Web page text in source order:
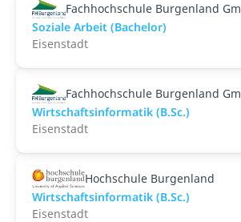
Fachhochschule Burgenland
Soziale Arbeit (Bachelor)
Eisenstadt
Fachhochschule Burgenland
Wirtschaftsinformatik (B.Sc.)
Eisenstadt
Hochschule Burgenland
Wirtschaftsinformatik (B.Sc.)
Eisenstadt